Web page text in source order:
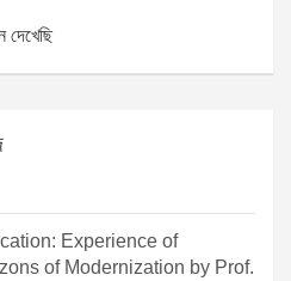
Experience of
of Modernization by Prof.